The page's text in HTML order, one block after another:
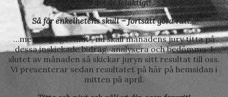
OM det är felaktigt!
Så för enkelhetens skull – fortsätt göra rätt…
…men nog ”gormat”, nu skall månadens jury titta på
dessa inskickade bidrag, analysera och bedömma. I
slutet av månaden så skickar juryn sitt resultat till oss.
Vi presenterar sedan resultatet på här på hemsidan i
mitten på april.